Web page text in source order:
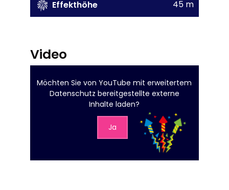
Effekthöhe 45 m
Video
Möchten Sie vonYouTube mit erweitertem
Datenschutz bereitgestellte externe
Inhalte laden?
Ja